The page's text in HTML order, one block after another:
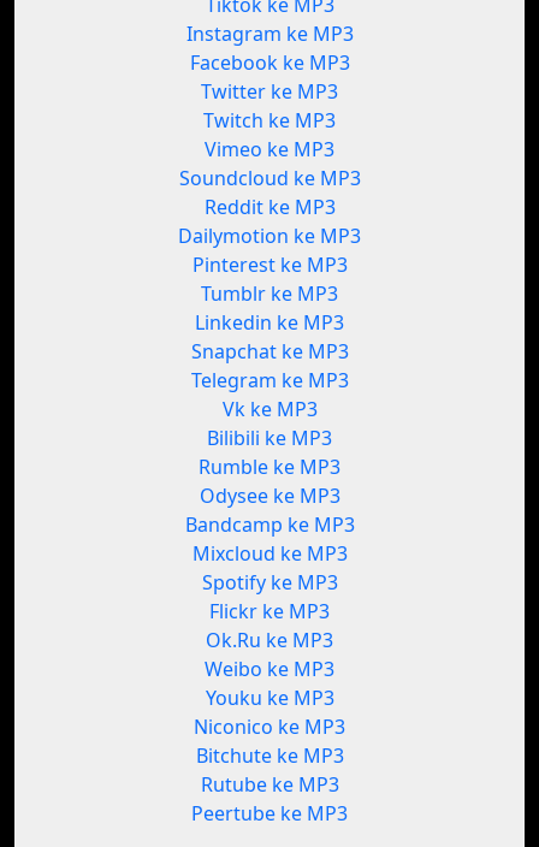
Instagram ke MP3
Facebook ke MP3
Twitter ke MP3
Twitch ke MP3
Vimeo ke MP3
Soundcloud ke MP3
Reddit ke MP3
Dailymotion ke MP3
Pinterest ke MP3
Tumblr ke MP3
Linkedin ke MP3
Snapchat ke MP3
Telegram ke MP3
Vk ke MP3
Bilibili ke MP3
Rumble ke MP3
Odysee ke MP3
Bandcamp ke MP3
Mixcloud ke MP3
Spotify ke MP3
Flickr ke MP3
Ok.Ru ke MP3
Weibo ke MP3
Youku ke MP3
Niconico ke MP3
Bitchute ke MP3
Rutube ke MP3
Peertube ke MP3